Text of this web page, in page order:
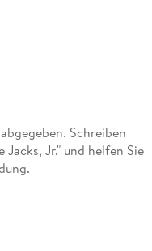
Schreiben
Jr." und helfen Sie